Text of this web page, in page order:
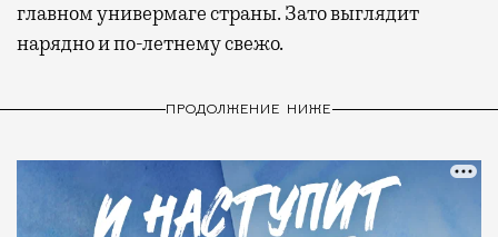
главном универмаге страны. Зато выглядит
нарядно и по-летнему свежо.
ПРОДОЛЖЕНИЕ НИЖЕ